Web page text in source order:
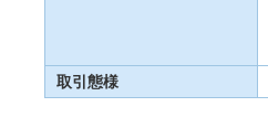
取引態様